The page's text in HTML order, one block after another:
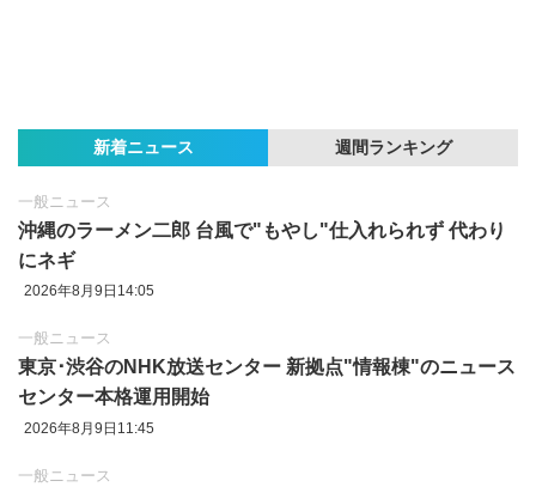
新着ニュース 週間ランキング
一般ニュース
沖縄のラーメン二郎 台風で"もやし"仕入れられず 代わり
にネギ
2026年8月9日14:05
一般ニュース
東京‪･‬渋谷のNHK放送センター 新拠点"情報棟"のニュース
センター本格運用開始
2026年8月9日11:45
一般ニュース